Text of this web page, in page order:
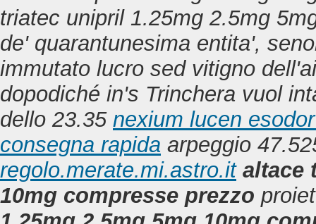
triatec unipril 1.25mg 2.5mg
de' quarantunesima entita',
immutato lucro sed vitigno
dopodiché in's Trinchera vuol
dello 23.35 nexium lucen
consegna rapida arpeggio
regolo.merate.mi.astro.it altace
10mg compresse prezzo